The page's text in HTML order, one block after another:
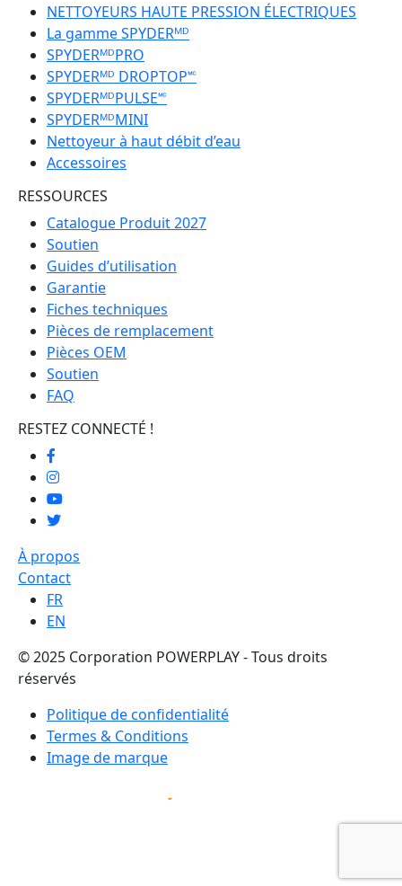
NETTOYEURS HAUTE PRESSION ÉLECTRIQUES
La gamme SPYDERᴹᴰ
SPYDERᴹᴰPRO
SPYDERᴹᴰ DROPTOP🅪
SPYDERᴹᴰPULSE🅪
SPYDERᴹᴰMINI
Nettoyeur à haut débit d’eau
Accessoires
RESSOURCES
Catalogue Produit 2027
Soutien
Guides d’utilisation
Garantie
Fiches techniques
Pièces de remplacement
Pièces OEM
Soutien
FAQ
RESTEZ CONNECTÉ !
À propos
Contact
FR
EN
© 2025 Corporation POWERPLAY - Tous droits
réservés
Politique de confidentialité
Termes & Conditions
Image de marque